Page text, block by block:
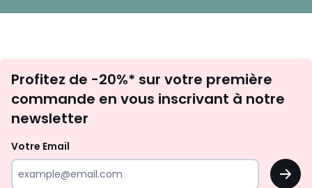
newsletter
Profitez de -20%* sur votre première
commande en vous inscrivant à notre
newsletter
Votre Email
OK